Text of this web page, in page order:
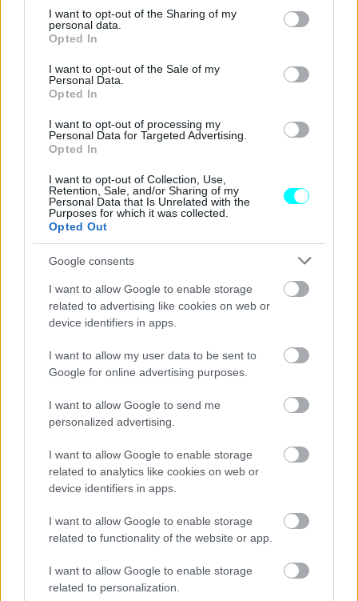
not limited to your visit or usage behaviour. You may click to
grant or deny consent to Google and its third-party tags to
use your data for below specified purposes in below Google
consent section.
I want to opt-out of the Sharing of my
personal data.
Opted In
I want to opt-out of the Sale of my
Personal Data.
Opted In
I want to opt-out of processing my
Personal Data for Targeted Advertising.
Opted In
I want to opt-out of Collection, Use,
Retention, Sale, and/or Sharing of my
Personal Data that Is Unrelated with the
Purposes for which it was collected.
Opted Out
Google consents
I want to allow Google to enable storage
related to advertising like cookies on web or
device identifiers in apps.
I want to allow my user data to be sent to
Google for online advertising purposes.
I want to allow Google to send me
personalized advertising.
I want to allow Google to enable storage
related to analytics like cookies on web or
device identifiers in apps.
I want to allow Google to enable storage
related to functionality of the website or app.
I want to allow Google to enable storage
related to personalization.
εσωτερικό των ΜΙΝΙ των επόμενων ετών και θα δώσουν
τη θέση τους σε όλο και περισσότερα βιώσιμα υλικά: όπως
ύφασμα Tencel, ή φελλό που εδώ χρησιμοποιείται στο
τιμόνι και στο δάπεδο.